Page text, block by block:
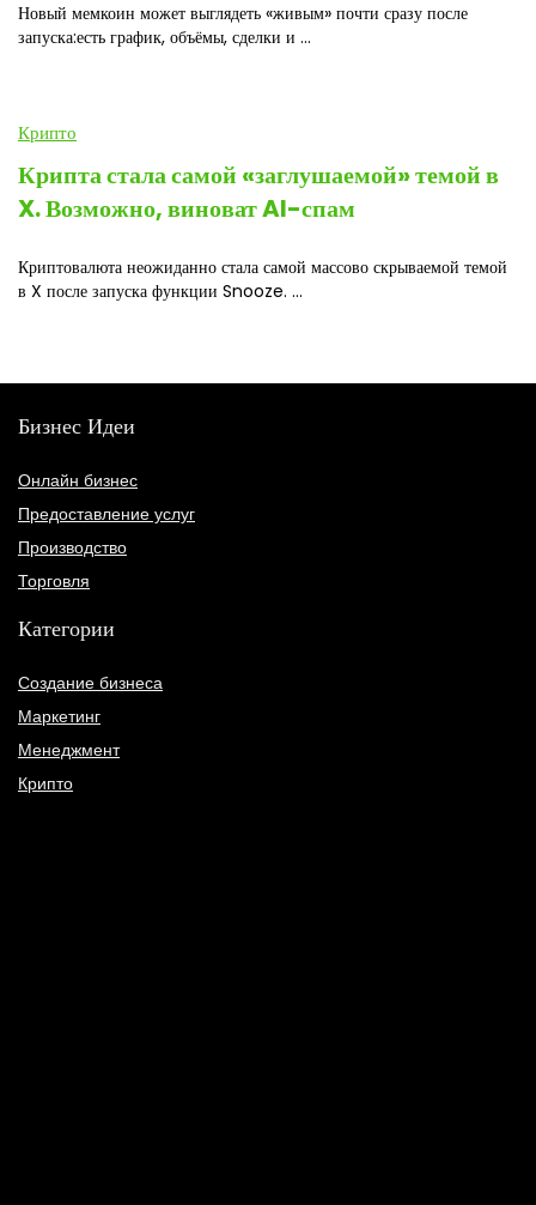
Новый мемкоин может выглядеть «живым» почти сразу после
запуска:есть график, объёмы, сделки и ...
Крипто
Крипта стала самой «заглушаемой» темой в
X. Возможно, виноват AI-спам
Криптовалюта неожиданно стала самой массово скрываемой темой
в X после запуска функции Snooze. ...
Бизнес Идеи
Онлайн бизнес
Предоставление услуг
Производство
Торговля
Категории
Создание бизнеса
Маркетинг
Менеджмент
Крипто